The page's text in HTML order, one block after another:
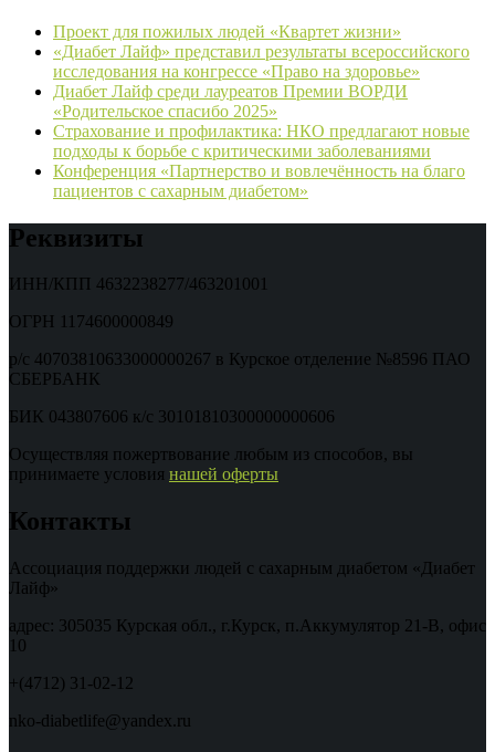
Проект для пожилых людей «Квартет жизни»
«Диабет Лайф» представил результаты всероссийского
исследования на конгрессе «Право на здоровье»
Диабет Лайф среди лауреатов Премии ВОРДИ
«Родительское спасибо 2025»
Страхование и профилактика: НКО предлагают новые
подходы к борьбе с критическими заболеваниями
Конференция «Партнерство и вовлечённость на благо
пациентов с сахарным диабетом»
Реквизиты
ИНН/КПП 4632238277/463201001
ОГРН 1174600000849
р/с 40703810633000000267 в Курское отделение №8596 ПАО
СБЕРБАНК
БИК 043807606 к/с 30101810300000000606
Осуществляя пожертвование любым из способов, вы
принимаете условия нашей оферты
Контакты
Ассоциация поддержки людей с сахарным диабетом «Диабет
Лайф»
адрес: 305035 Курская обл., г.Курск, п.Аккумулятор 21-В, офис
10
+(4712) 31-02-12
nko-diabetlife@yandex.ru